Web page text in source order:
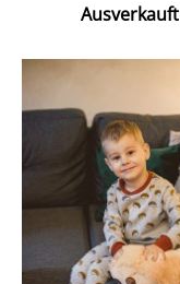
Ausverkauft